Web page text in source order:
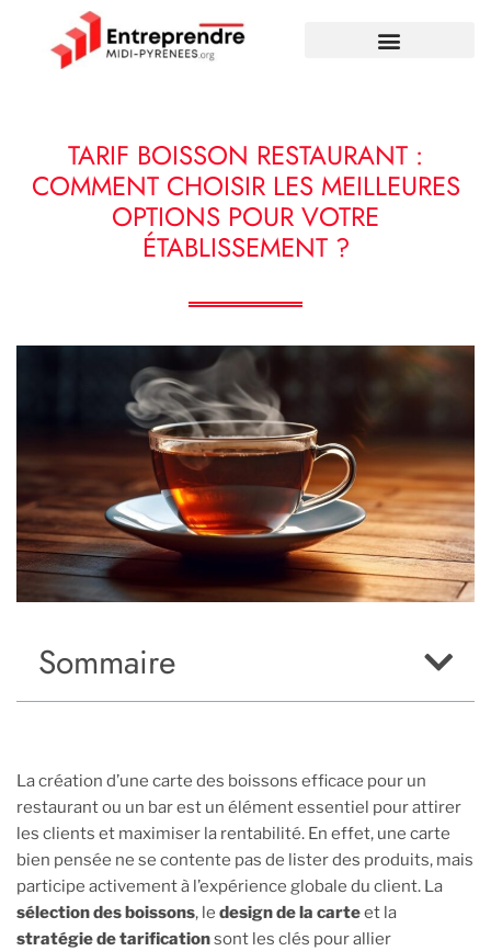
TARIF BOISSON RESTAURANT :
COMMENT CHOISIR LES MEILLEURES
OPTIONS POUR VOTRE
ÉTABLISSEMENT ?
Sommaire
La création d’une carte des boissons efficace pour un
restaurant ou un bar est un élément essentiel pour attirer
les clients et maximiser la rentabilité. En effet, une carte
bien pensée ne se contente pas de lister des produits, mais
participe activement à l’expérience globale du client. La
sélection des boissons, le design de la carteet la
stratégie de tarificationsont les clés pour allier